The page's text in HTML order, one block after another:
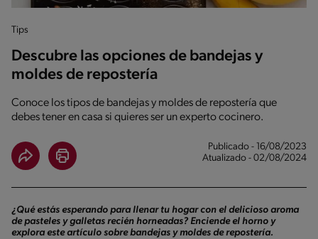
Tips
Descubre las opciones de bandejas y
moldes de repostería
Conoce los tipos de bandejas y moldes de repostería que
debes tener en casa si quieres ser un experto cocinero.
Publicado - 16/08/2023
Atualizado - 02/08/2024
¿Qué estás esperando para llenar tu hogar con el delicioso aroma
de pasteles y galletas recién horneadas? Enciende el horno y
explora este artículo sobre bandejas y moldes de repostería.